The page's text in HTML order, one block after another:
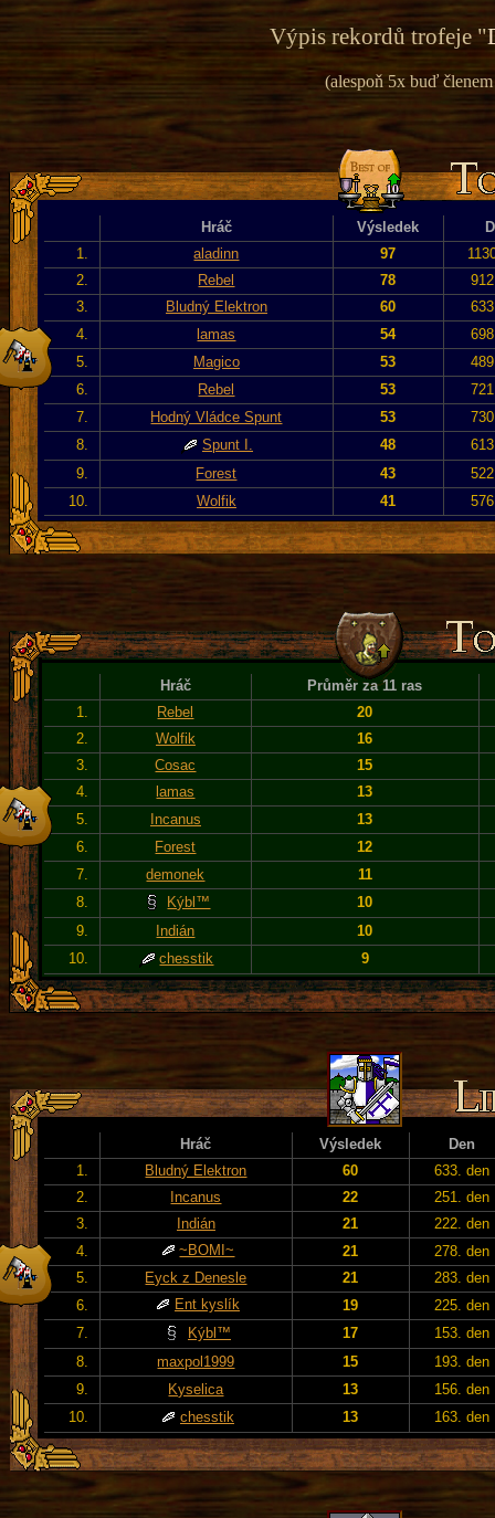
Výpis rekordů trofeje "
(alespoň 5x buď
Hráč Výsledek
1.
aladinn 97
2.
Rebel 78
3.
Bludný Elektron 60
4.
lamas 54
5.
Magico 53
6.
Rebel 53
7.
Hodný Vládce Spunt 53
8.
Spunt I. 48
9.
Forest 43
10.
Wolfik 41
Hráč
Průměr za 11 ras
1.
Rebel
20
2.
Wolfik
16
3.
Cosac
15
4.
lamas
13
5.
Incanus
13
6.
Forest
12
7.
demonek
11
8.
Kýbl™
10
9.
Indián
10
10.
chesstik 9
Hráč Výsledek
Den
1.
Bludný Elektron 60
633. den
2.
Incanus 22
251. den
3.
Indián 21
222. den
4.
~BOMI~ 21
278. den
5.
Eyck z Denesle 21
283. den
6.
Ent kyslík 19
225. den
7.
Kýbl™ 17
153. den
8.
maxpol1999 15
193. den
9.
Kyselica 13
156. den
10.
chesstik 13 163. den